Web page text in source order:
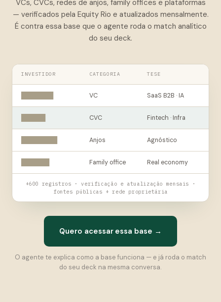
VCs, CVCs, redes de anjos, family offices e plataformas
— verificados pela Equity Rio e atualizados mensalmente.
É contra essa base que o agente roda o match analítico
do seu deck.
INVESTIDOR CATEGORIA TESE
VC SaaS B2B · IA
CVC Fintech · Infra
Anjos Agnóstico
Family office Real economy
+600 registros · verificação e atualização mensais ·
fontes públicas + rede proprietária
Quero acessar essa base →
O agente te explica como a base funciona — e já roda o match
do seu deck na mesma conversa.